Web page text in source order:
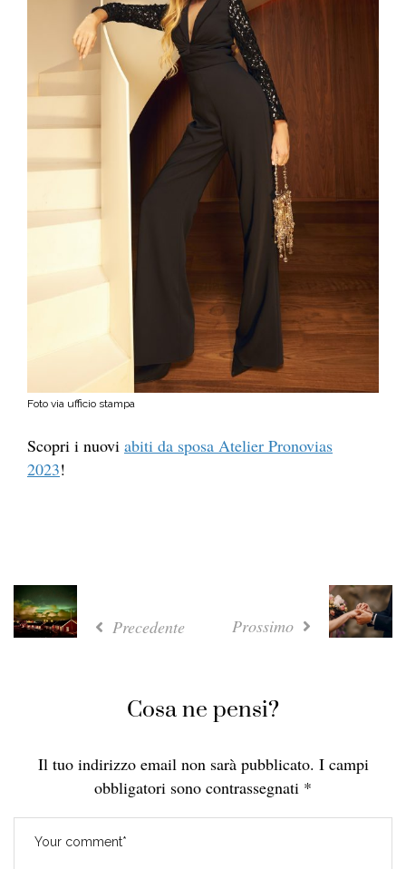
Foto via ufficio stampa
Scopri i nuovi abiti da sposa Atelier Pronovias
2023!
Precedente Prossimo
Cosa ne pensi?
Il tuo indirizzo email non sarà pubblicato. I campi
obbligatori sono contrassegnati *